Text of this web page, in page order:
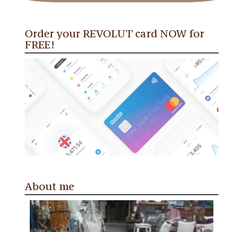
Order your REVOLUT card NOW for
FREE!
About me